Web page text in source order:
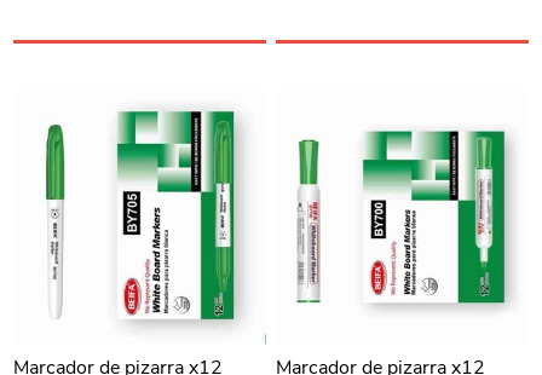
Marcador de pizarra x12
Marcador de pizarra x12